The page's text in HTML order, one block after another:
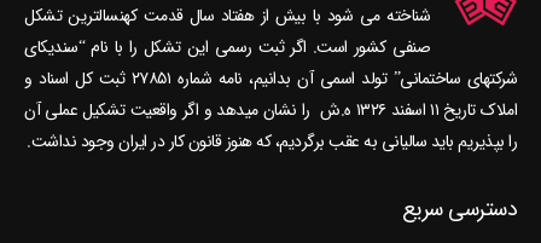
شناخته می‎ شود با بیش از هفتاد سال قدمت کهنسال‎ترین تشکل
صنفی کشور است. اگر ثبت رسمی این تشکل را با نام “سندیکای
شرکتهای ساختمانی” تولد اسمی آن بدانیم، نامه شماره ۲۷۸۵۱ ثبت کل اسناد و
املاک تاریخ ۱۱ اسفند ۱۳۲۶ ه.ش را نشان می‎دهد و اگر واقعیت تشکیل عملی آن
را بپذیریم باید سالیانی به عقب برگردیم، که هنوز قانون کار در ایران وجود نداشت.
دسترسی سریع